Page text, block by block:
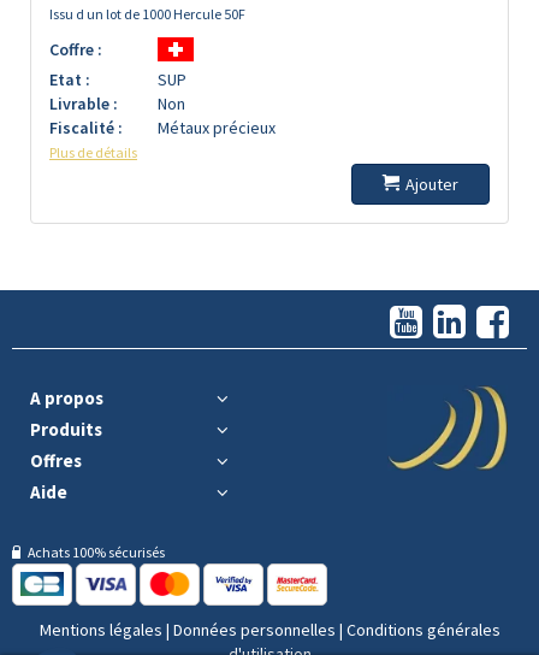
Issu d un lot de 1000 Hercule 50F
Coffre :
Etat :
SUP
Livrable :
Non
Fiscalité :
Métaux précieux
Plus de détails
Ajouter
A propos
Produits
Offres
Aide
Achats 100% sécurisés
Mentions légales | Données personnelles | Conditions générales